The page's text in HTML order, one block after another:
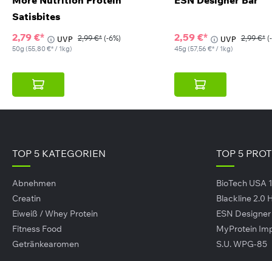
Inhaltsstoffe
gesättigte Fettsäuren
Satisbites
2,79 €*
UVP 2,99 €* (-6%)
50g (55,80 €* / 1kg)
2,59 €* UVP 2,99 €*
45g (57,56 €* / 1kg)
Nutrition Protein
TOP 5 KATEGORIEN
Abnehmen
Creatin
Eiweiß / Whey Protein
Fitness Food
Getränkearomen
TOP 5
BioTech USA
Blackline 2.0
ESN
MyProtein
S.U. WPG-85